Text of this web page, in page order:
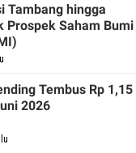
Tambang hingga
Prospek Saham Bumi
Tembus Rp 1,15
2026